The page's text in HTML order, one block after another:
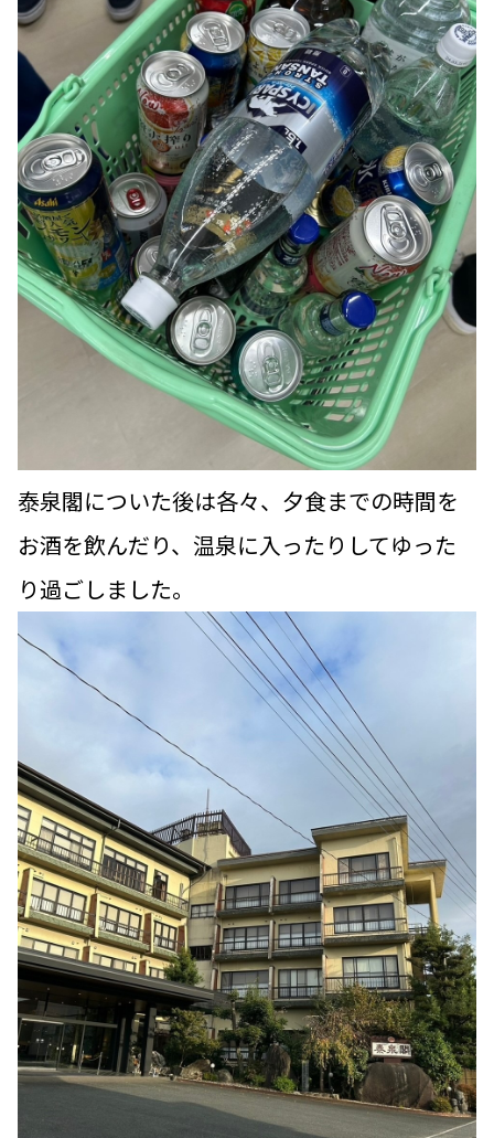
泰泉閣についた後は各々、夕食までの時間を
お酒を飲んだり、温泉に入ったりしてゆった
り過ごしました。